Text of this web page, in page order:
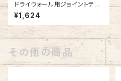
ドライウォール用ジョイントテー
プ #161512
¥1,624
その他の商品